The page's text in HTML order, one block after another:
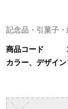
記念品・引菓子
商品コード
カラー、デザイン